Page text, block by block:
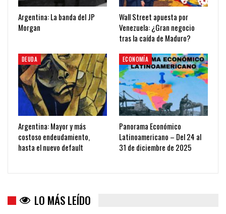
Argentina: La banda del JP
Morgan
Wall Street apuesta por
Venezuela: ¿Gran negocio
tras la caída de Maduro?
DEUDA
Argentina: Mayor y más
costoso endeudamiento,
hasta el nuevo default
ECONOMÍA
Panorama Económico
Latinoamericano – Del 24 al
31 de diciembre de 2025
LO MÁS LEÍDO